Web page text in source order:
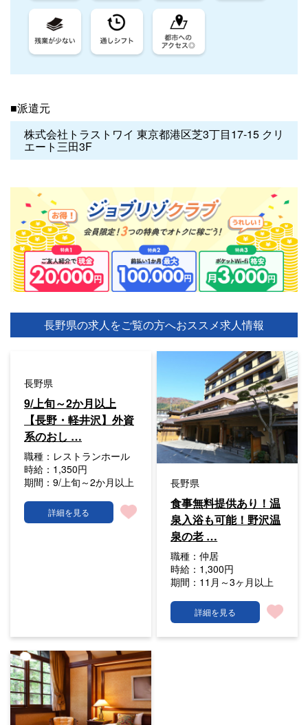
■派遣元
株式会社トラストワイ 東京都港区芝3丁目17-15 クリ
エート三田3F
長野県の求人をご覧の方へおススメ求人情報
長野県
9/上旬～2か月以上
【長野・軽井沢】外資
系のおし …
職種： レストランホール
時給： 1,350円
期間： 9/上旬～2か月以上
詳細を見る
長野県
食事無料提供あり！温
泉入浴も可能！野沢温
泉の老 …
職種：仲居
時給： 1,300円
期間： 11月～3ヶ月以上
詳細を見る